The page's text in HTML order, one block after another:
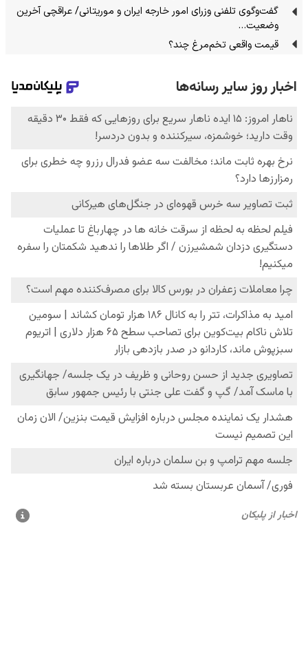
گفت‌وگوی تلفنی وزرای امور خارجه ایران و موریتانی/ عراقچی آخرین
وضعیت…
قیمت واقعی تخم‌مرغ چند؟